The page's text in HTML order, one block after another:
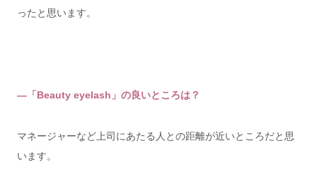
ったと思います。
―「Beauty eyelash」の良いところは？
マネージャーなど上司にあたる人との距離が近いところだと思
います。